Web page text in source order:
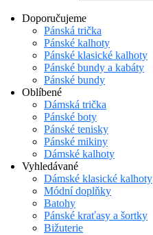
Doporučujeme
Pánská trička
Pánské kalhoty
Pánské klasické kalhoty
Pánské bundy a kabáty
Pánské bundy
Oblíbené
Dámská trička
Pánské boty
Pánské tenisky
Pánské mikiny
Dámské kalhoty
Vyhledávané
Dámské klasické kalhoty
Módní doplňky
Batohy
Pánské kraťasy a šortky
Bižuterie